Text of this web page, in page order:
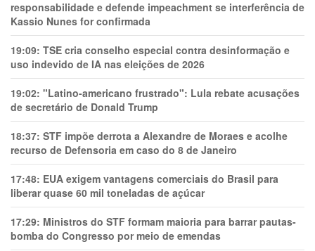
responsabilidade e defende impeachment se interferência de
Kassio Nunes for confirmada
19:09: TSE cria conselho especial contra desinformação e
uso indevido de IA nas eleições de 2026
19:02: "Latino-americano frustrado": Lula rebate acusações
de secretário de Donald Trump
18:37: STF impõe derrota a Alexandre de Moraes e acolhe
recurso de Defensoria em caso do 8 de Janeiro
17:48: EUA exigem vantagens comerciais do Brasil para
liberar quase 60 mil toneladas de açúcar
17:29: Ministros do STF formam maioria para barrar pautas-
bomba do Congresso por meio de emendas